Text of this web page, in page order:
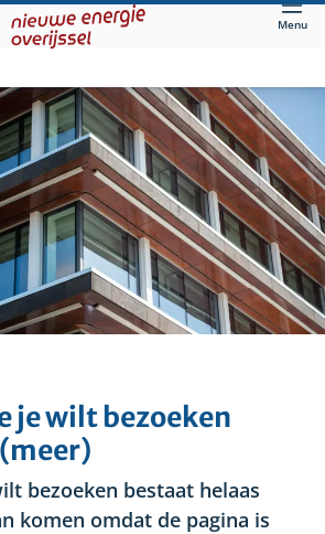
Menu
je wilt bezoeken
bezoeken bestaat helaas
komen omdat de pagina is